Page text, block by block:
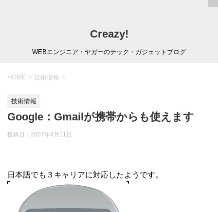
Creazy!
WEBエンジニア・ヤガーのテック・ガジェットブログ
HOME > 技術情報 >
技術情報
Google：Gmailが携帯からも使えます
投稿日： 2007年4月11日
日本語でも３キャリアに対応したようです。